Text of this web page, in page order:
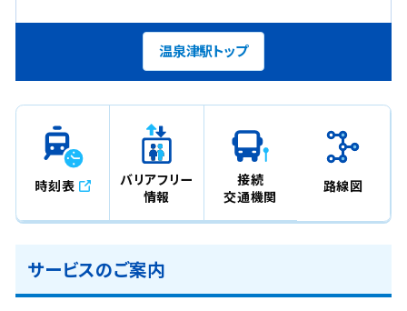
温泉津駅トップ
時刻表
バリアフリー
情報
接続
交通機関
路線図
サービスのご案内